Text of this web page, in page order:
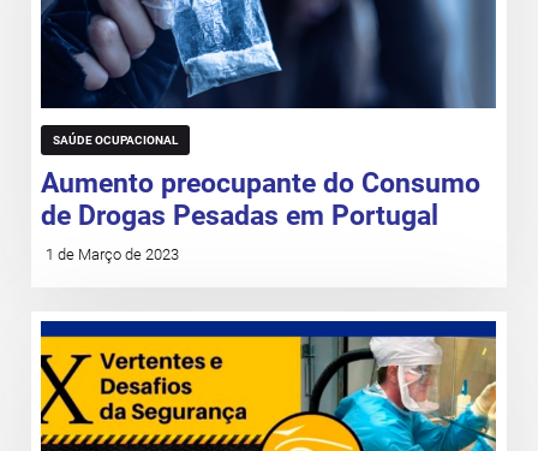
SAÚDE OCUPACIONAL
Aumento preocupante do Consumo
de Drogas Pesadas em Portugal
1 de Março de 2023